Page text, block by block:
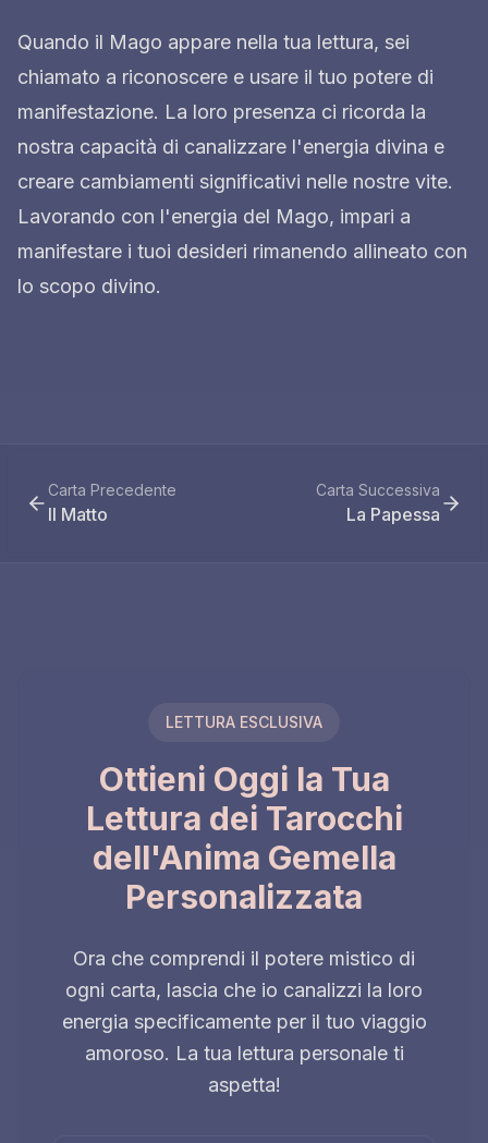
Quando il Mago appare nella tua lettura, sei
chiamato a riconoscere e usare il tuo potere di
manifestazione. La loro presenza ci ricorda la
nostra capacità di canalizzare l'energia divina e
creare cambiamenti significativi nelle nostre vite.
Lavorando con l'energia del Mago, impari a
manifestare i tuoi desideri rimanendo allineato con
lo scopo divino.
Carta Precedente
Il Matto
Carta Successiva
La Papessa
LETTURA ESCLUSIVA
Ottieni Oggi la Tua
Lettura dei Tarocchi
dell'Anima Gemella
Personalizzata
Ora che comprendi il potere mistico di
ogni carta, lascia che io canalizzi la loro
energia specificamente per il tuo viaggio
amoroso. La tua lettura personale ti
aspetta!